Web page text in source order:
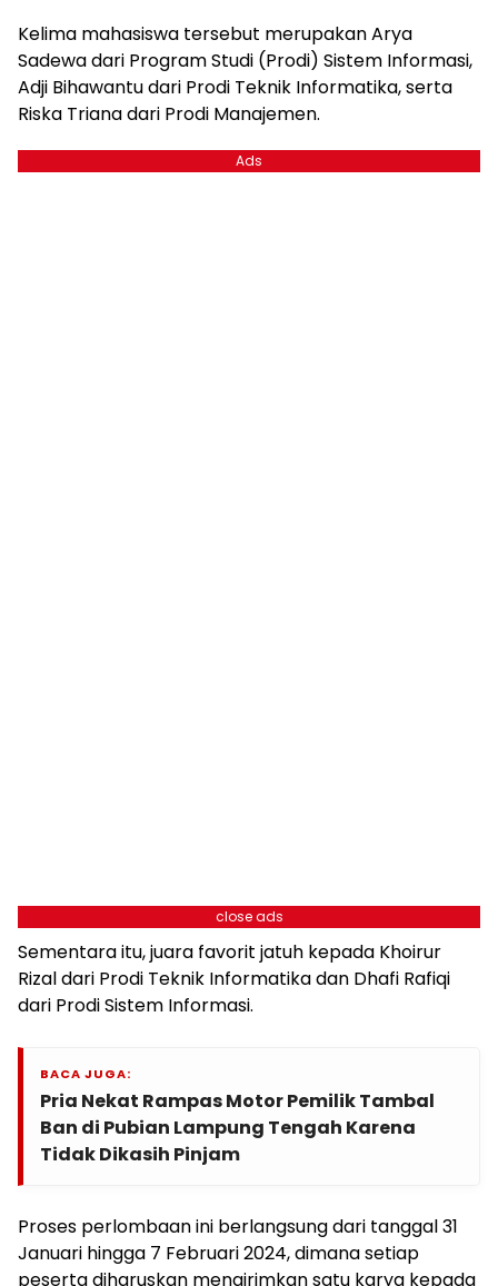
Kelima mahasiswa tersebut merupakan Arya
Sadewa dari Program Studi (Prodi) Sistem Informasi,
Adji Bihawantu dari Prodi Teknik Informatika, serta
Riska Triana dari Prodi Manajemen.
Ads
close ads
Sementara itu, juara favorit jatuh kepada Khoirur
Rizal dari Prodi Teknik Informatika dan Dhafi Rafiqi
dari Prodi Sistem Informasi.
BACA JUGA:
Pria Nekat Rampas Motor Pemilik Tambal
Ban di Pubian Lampung Tengah Karena
Tidak Dikasih Pinjam
Proses perlombaan ini berlangsung dari tanggal 31
Januari hingga 7 Februari 2024, dimana setiap
peserta diharuskan mengirimkan satu karya kepada